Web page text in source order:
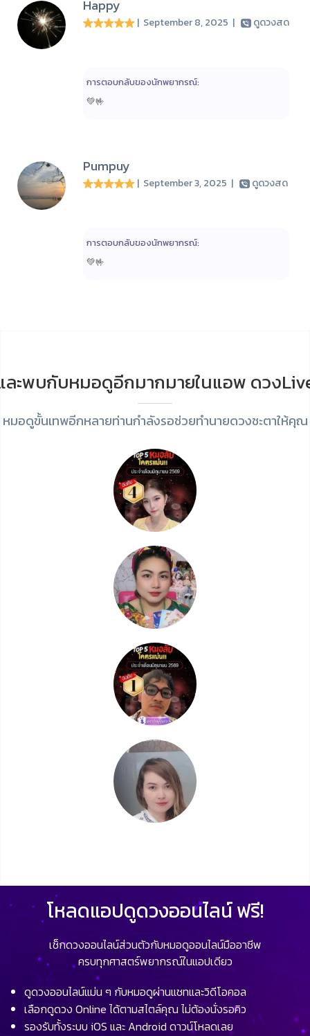
Happy
| September 8, 2025 | ดูดวงสด
การตอบกลับของนักพยากรณ์:
💚🤟
Pumpuy
| September 3, 2025 | ดูดวงสด
การตอบกลับของนักพยากรณ์:
💚🤟
ละพบกับหมอดูอีกมากมายในแอพ ดวง
หมอดูขั้นเทพอีกหลายท่านกำลังรอช่วยทำนายดวงชะตาให้คุณ
โหลดแอปดูดวงออนไลน์ ฟรี!
เช็กดวงออนไลน์ส่วนตัวกับหมอดูออนไลน์มืออาชีพ
ครบทุกศาสตร์พยากรณ์ในแอปเดียว
ดูดวงออนไลน์แม่น ๆ กับหมอดูผ่านแชทและวิดีโอคอล
เลือกดูดวง Online ได้ตามสไตล์คุณ ไม่ต้องนั่งรอคิว
รองรับทั้งระบบ iOS และ Android ดาวน์โหลดเลย